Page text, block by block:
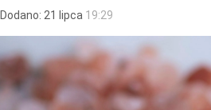
Dodano: 21 lipca 19:29